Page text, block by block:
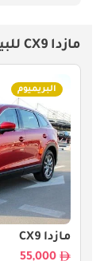
مازدا CX9 للبيع
البريميوم
مازدا CX9
55,000